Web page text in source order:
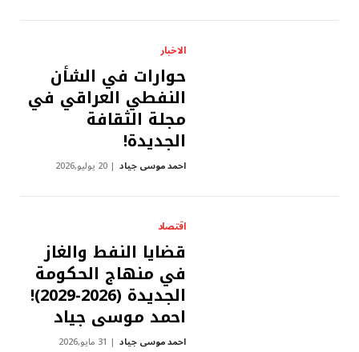
الاخبار
حوارات في الشأن
النفطي العراقي في
مجلة الثقافة
الجديدة!
احمد موسى جياد 20 يوليو,2026
اقتصاد
قضايا النفط والغاز
في منهاج الحكومة
الجديدة (2026-2029)!
احمد موسى جياد
احمد موسى جياد 31 مايو,2026